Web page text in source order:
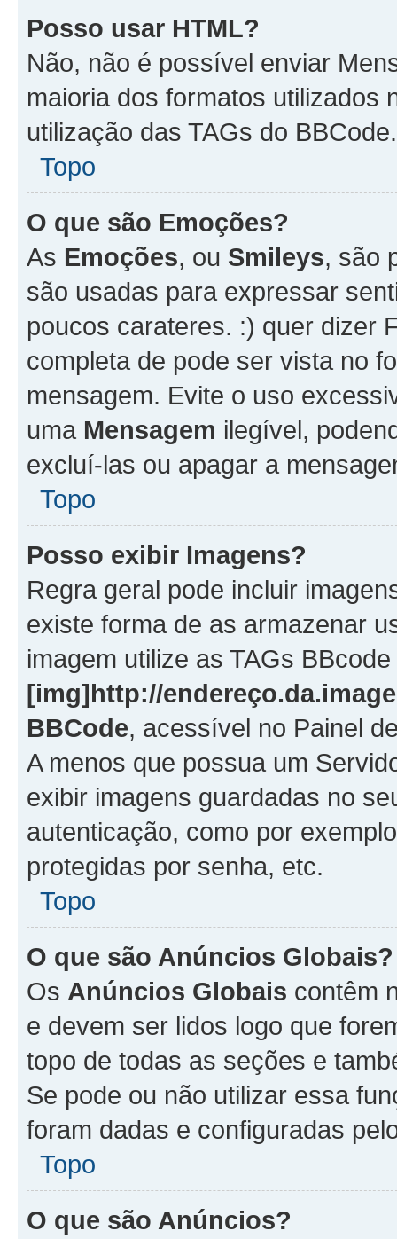
Posso usar HTML?
Não, não é possível enviar
maioria dos formatos utilizados
utilização das TAGs do BBCode.
Topo
O que são Emoções?
As Emoções, ou Smileys, são
são usadas para expressar
poucos carateres. :) quer dizer
completa de pode ser vista no
mensagem. Evite o uso
uma Mensagem ilegível,
excluí-las ou apagar a
Topo
Posso exibir Imagens?
Regra geral pode incluir
existe forma de as armazenar
imagem utilize as TAGs BBcode
[img]http://
BBCode, acessível no Painel
A menos que possua um
exibir imagens guardadas no
autenticação, como por
protegidas por senha, etc.
Topo
O que são Anúncios Globais?
Os Anúncios Globais contêm
e devem ser lidos logo que
topo de todas as seções e
Se pode ou não utilizar essa
foram dadas e configuradas
Topo
O que são Anúncios?